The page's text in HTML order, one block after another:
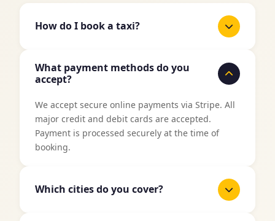
How do I book a taxi?
booking form above, enter your pickup location
and destination, select date and time, and then
choose your preferred vehicle type. You'll get an
instant price quote before confirming your
booking.
What payment methods do you
accept?
We accept secure online payments via Stripe. All
major credit and debit cards are accepted.
Payment is processed securely at the time of
booking.
Which cities do you cover?